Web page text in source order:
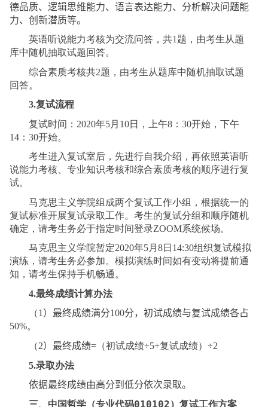
德品质、逻辑思维能力、语言表达能力、分析解决问题能
力、创新潜质等。
英语听说能力考核为交流问答，共1 题，由考生从题
库中随机抽取试题回答。
综合素质考核共2题，由考生从题库中随机抽取试题
回答。
3.复试流程
复试时间： 2020年5月 10日，上午8： 30开始，下午
14 ： 30开始。
考生进入复试室后，先进行自我介绍，再依照英语听
说能力考核、专业知识考核和综合素质考核的顺序进行复
试。
马克思主义学院组成两个复试工作小组，根据统一的
复试标准开展复试录取工作。考生的复试分组和顺序随机
确定，请考生务必于指定时间登录ZOOM系统候场。
马克思主义学院暂定2020年5月 8日 14:30组织复试模拟
演练，请考生务必参加。模拟演练时间如有变动将提前通
知，请考生保持手机畅通。
4.最终成绩计算办法
（1）最终成绩满分100分，初试成绩与复试成绩各占
50%。
（2） 最终成绩=（初试成绩÷5+复试成绩） ÷2
5.录取办法
依据最终成绩由高分到低分依次录取。
三、中国哲学（专业代码010102）复试工作方案